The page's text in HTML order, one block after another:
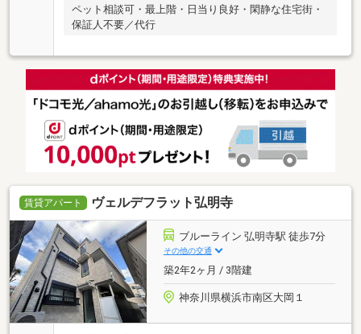
ペット相談可・最上階・日当り良好・閑静な住宅街・
保証人不要／代行
賃貸アパート ヴェルデフラット弘明寺
ブルーライン 弘明寺駅 徒歩7分
その他の交通
築2年2ヶ月 / 3階建
神奈川県横浜市南区大岡１